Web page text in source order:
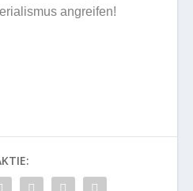
angreifen!